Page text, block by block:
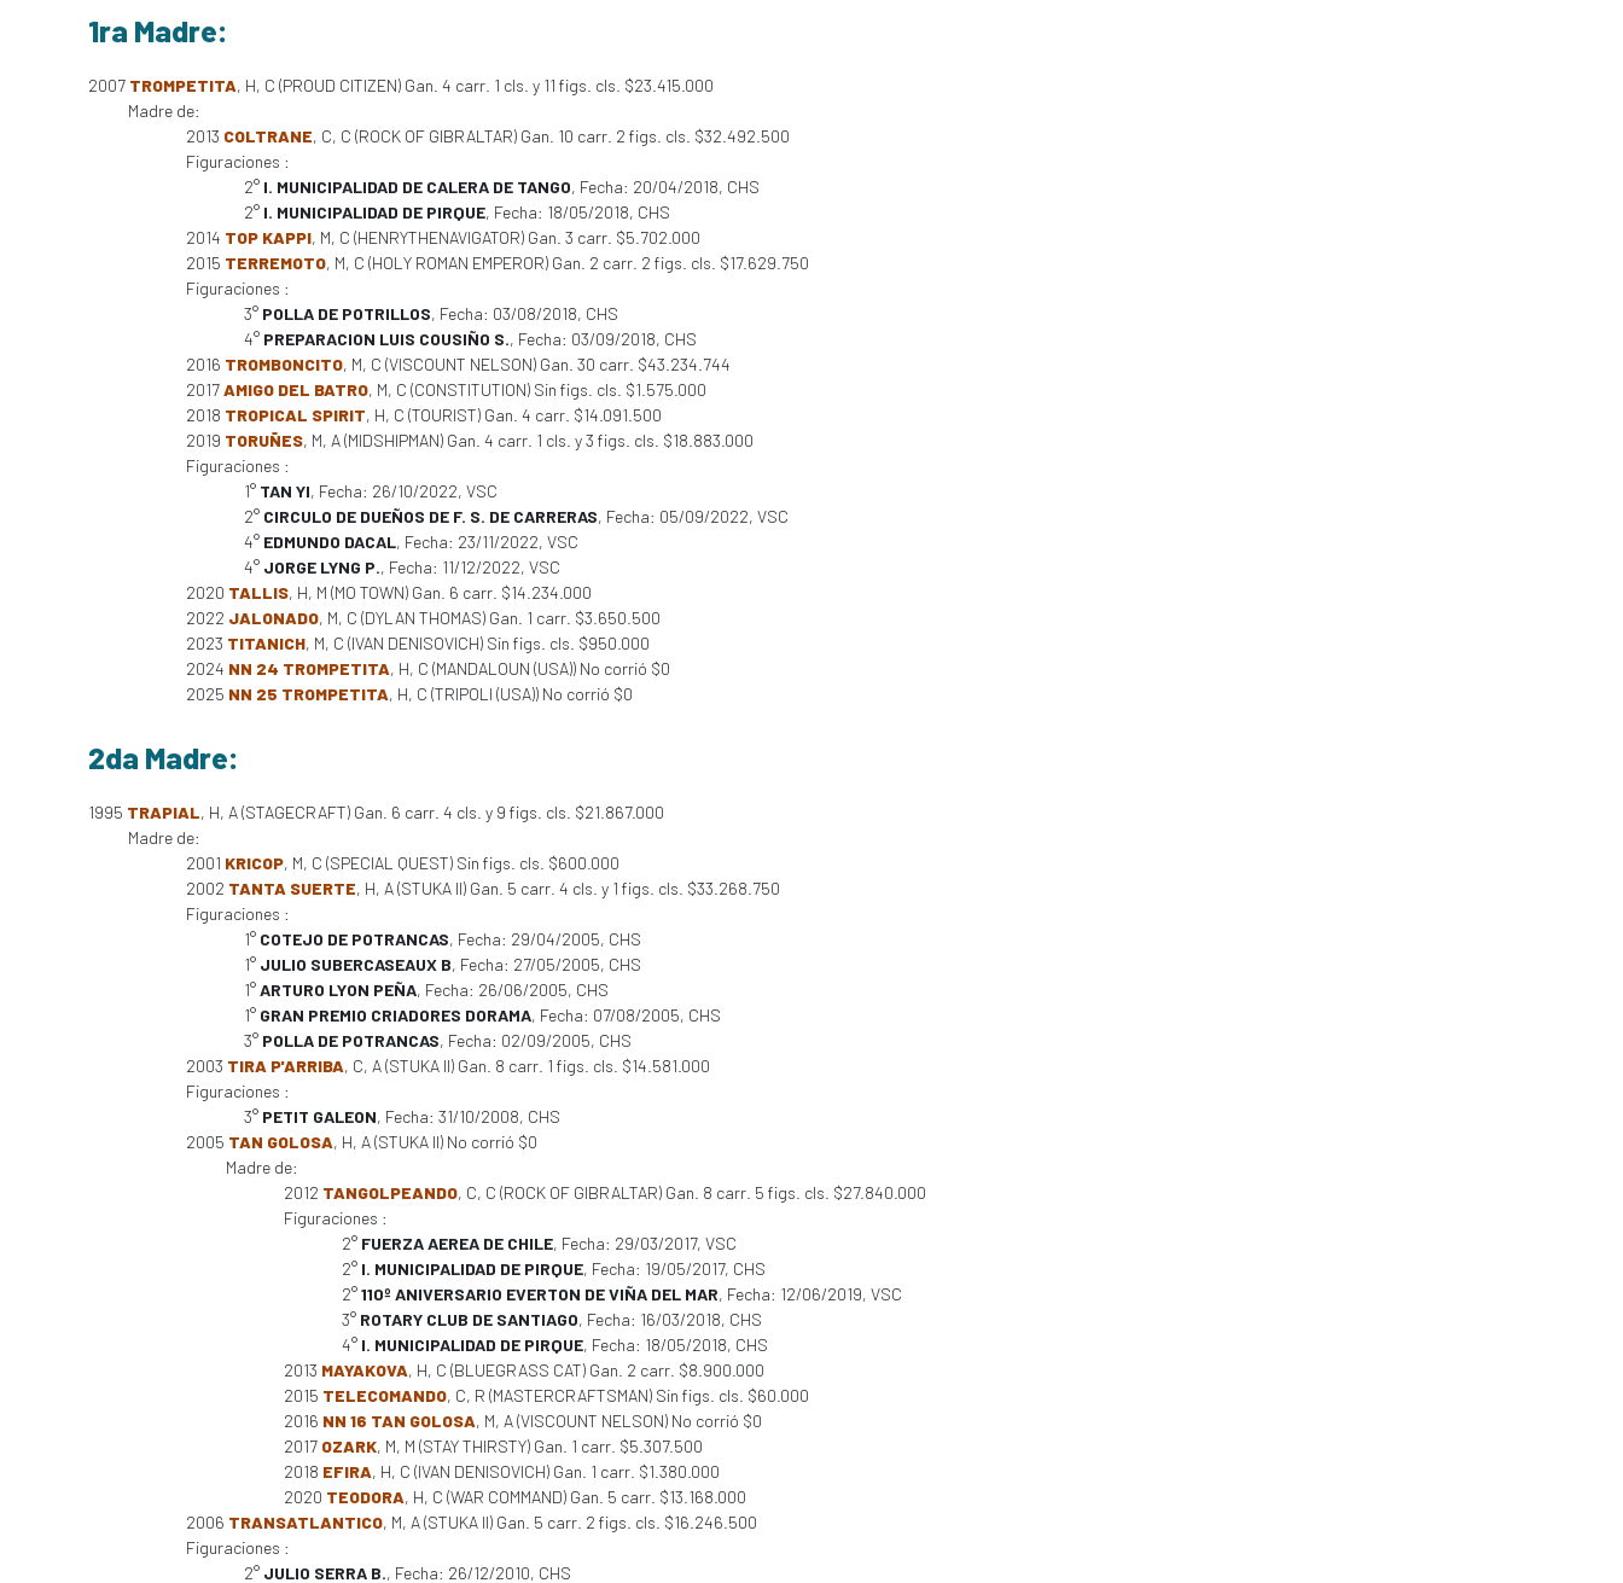
1ra Madre:
2007 TROMPETITA, H, C (PROUD CITIZEN) Gan. 4 carr. 1 cls. y 11 figs. cls. $23.415.000
Madre de:
2013 COLTRANE, C, C (ROCK OF GIBRALTAR) Gan. 10 carr. 2 figs. cls. $32.492.500
Figuraciones :
2° I. MUNICIPALIDAD DE CALERA DE TANGO, Fecha: 20/04/2018, CHS
2° I. MUNICIPALIDAD DE PIRQUE, Fecha: 18/05/2018, CHS
2014 TOP KAPPI, M, C (HENRYTHENAVIGATOR) Gan. 3 carr. $5.702.000
2015 TERREMOTO, M, C (HOLY ROMAN EMPEROR) Gan. 2 carr. 2 figs. cls. $17.629.750
Figuraciones :
3° POLLA DE POTRILLOS, Fecha: 03/08/2018, CHS
4° PREPARACION LUIS COUSIÑO S., Fecha: 03/09/2018, CHS
2016 TROMBONCITO, M, C (VISCOUNT NELSON) Gan. 30 carr. $43.234.744
2017AMIGO DEL BATRO, M, C (CONSTITUTION) Sin figs. cls. $1.575.000
2018 TROPICAL SPIRIT, H, C (TOURIST) Gan. 4 carr. $14.091.500
2019 TORUÑES, M, A (MIDSHIPMAN) Gan. 4 carr. 1 cls. y 3 figs. cls. $18.883.000
Figuraciones :
1° TAN YI, Fecha: 26/10/2022, VSC
2° CIRCULO DE DUEÑOS DE F. S. DE CARRERAS, Fecha: 05/09/2022, VSC
4° EDMUNDO DACAL, Fecha: 23/11/2022, VSC
4° JORGE LYNG P., Fecha: 11/12/2022, VSC
2020 TALLIS, H, M (MO TOWN) Gan. 6 carr. $14.234.000
2022 JALONADO, M, C (DYLAN THOMAS) Gan. 1 carr. $3.650.500
2023 TITANICH, M, C (IVAN DENISOVICH) Sin figs. cls. $950.000
2024 NN 24 TROMPETITA, H, C (MANDALOUN (USA)) No corrió $0
2025 NN 25 TROMPETITA, H, C (TRIPOLI (USA)) No corrió $0
2da Madre:
1995 TRAPIAL, H, A (STAGECRAFT) Gan. 6 carr. 4 cls. y 9 figs. cls. $21.867.000
Madre de:
2001 KRICOP, M, C (SPECIAL QUEST) Sin figs. cls. $600.000
2002 TANTA SUERTE, H, A (STUKA II) Gan. 5 carr. 4 cls. y 1 figs. cls. $33.268.750
Figuraciones :
1° COTEJO DE POTRANCAS, Fecha: 29/04/2005, CHS
1° JULIO SUBERCASEAUX B, Fecha: 27/05/2005, CHS
1°ARTURO LYON PEÑA, Fecha: 26/06/2005, CHS
1° GRAN PREMIO CRIADORES DORAMA, Fecha: 07/08/2005, CHS
3° POLLA DE POTRANCAS, Fecha: 02/09/2005, CHS
2003 TIRA P'ARRIBA, C, A (STUKA II) Gan. 8 carr. 1 figs. cls. $14.581.000
Figuraciones :
3° PETIT GALEON, Fecha: 31/10/2008, CHS
2005 TAN GOLOSA, H, A (STUKA II) No corrió $0
Madre de:
2012 TANGOLPEANDO, C, C (ROCK OF GIBRALTAR) Gan. 8 carr. 5 figs. cls. $27.840.000
Figuraciones :
2° FUERZA AEREA DE CHILE, Fecha: 29/03/2017, VSC
2° I. MUNICIPALIDAD DE PIRQUE, Fecha: 19/05/2017, CHS
2°110º ANIVERSARIO EVERTON DE VIÑA DEL MAR, Fecha: 12/06/2019, VSC
3° ROTARY CLUB DE SANTIAGO, Fecha: 16/03/2018, CHS
4° I. MUNICIPALIDAD DE PIRQUE, Fecha: 18/05/2018, CHS
2013 MAYAKOVA, H, C (BLUEGRASS CAT) Gan. 2 carr. $8.900.000
2015 TELECOMANDO, C, R (MASTERCRAFTSMAN) Sin figs. cls. $60.000
2016 NN 16 TAN GOLOSA, M, A (VISCOUNT NELSON) No corrió $0
2017 OZARK, M, M (STAY THIRSTY) Gan. 1 carr. $5.307.500
2018 EFIRA, H, C (IVAN DENISOVICH) Gan. 1 carr. $1.380.000
2020 TEODORA, H, C (WAR COMMAND) Gan. 5 carr. $13.168.000
2006 TRANSATLANTICO, M, A (STUKA II) Gan. 5 carr. 2 figs. cls. $16.246.500
Figuraciones :
2° JULIO SERRA B., Fecha: 26/12/2010, CHS